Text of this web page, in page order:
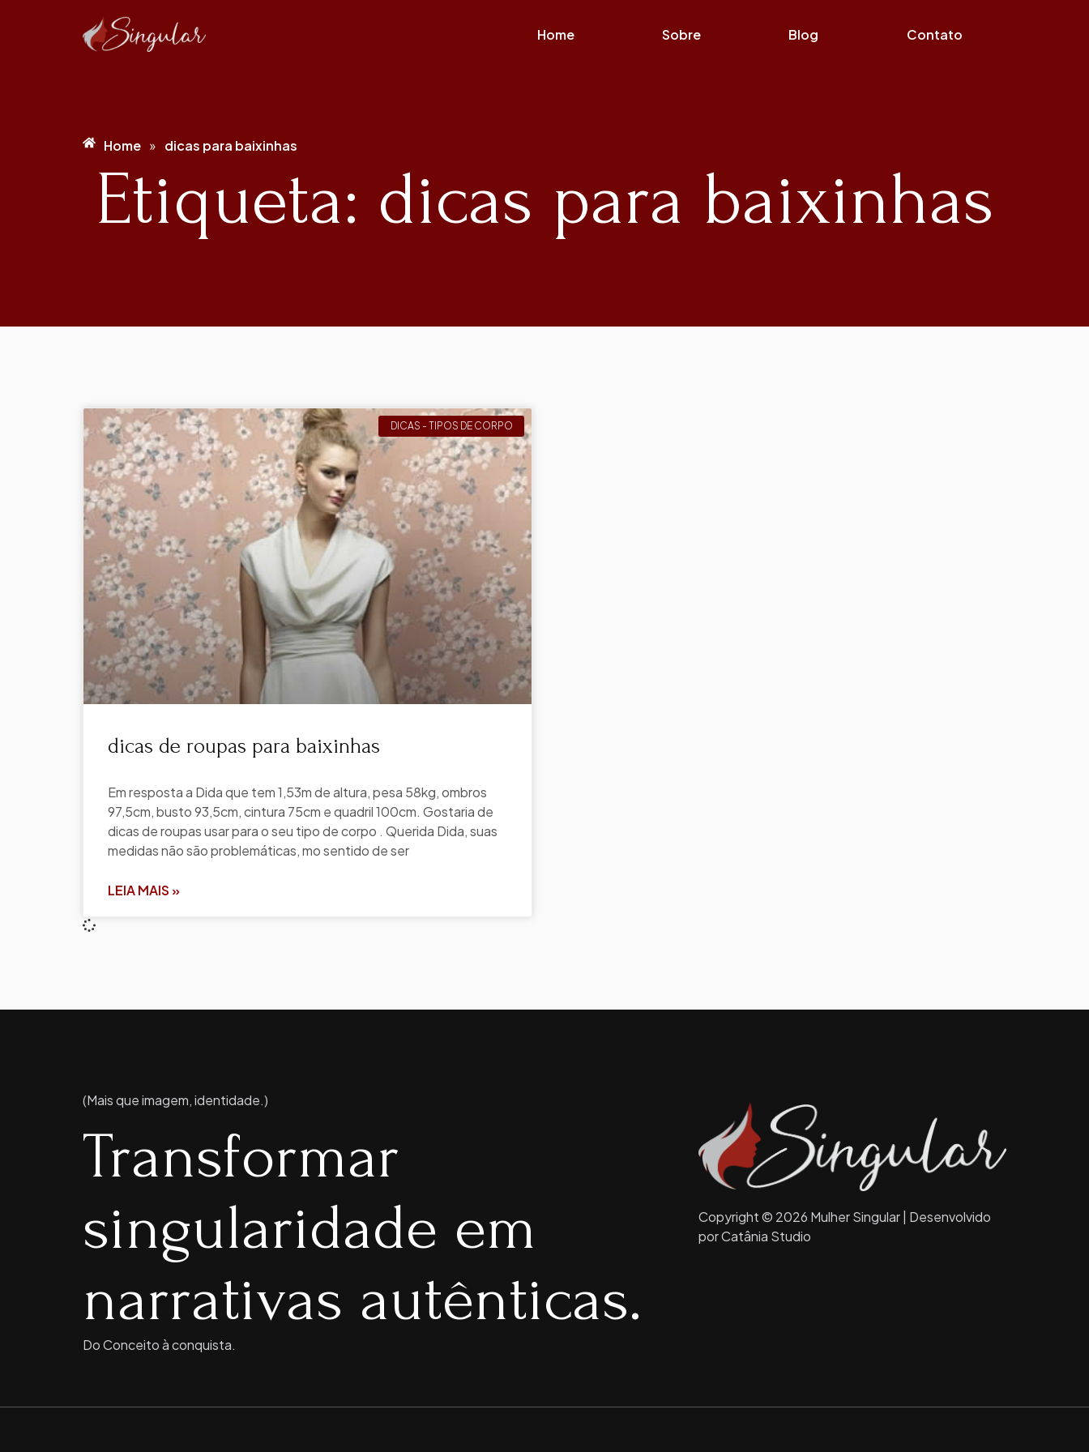
Home Sobre Blog Contato
Home » dicas para baixinhas
Etiqueta: dicas para baixinhas
DICAS - TIPOS DE CORPO
dicas de roupas para baixinhas
Em resposta a Dida que tem 1,53m de altura, pesa 58kg, ombros
97,5cm, busto 93,5cm, cintura 75cm e quadril 100cm. Gostaria de
dicas de roupas usar para o seu tipo de corpo . Querida Dida, suas
medidas não são problemáticas, mo sentido de ser
LEIA MAIS »
(Mais que imagem, identidade.)
Transformar
singularidade em
narrativas autênticas.
Do Conceito à conquista.
Copyright © 2026 Mulher Singular | Desenvolvido
por Catânia Studio